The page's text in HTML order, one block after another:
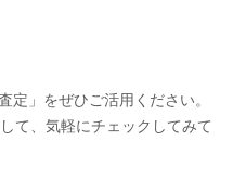
定」をぜひご活用ください。
て、気軽にチェックしてみて